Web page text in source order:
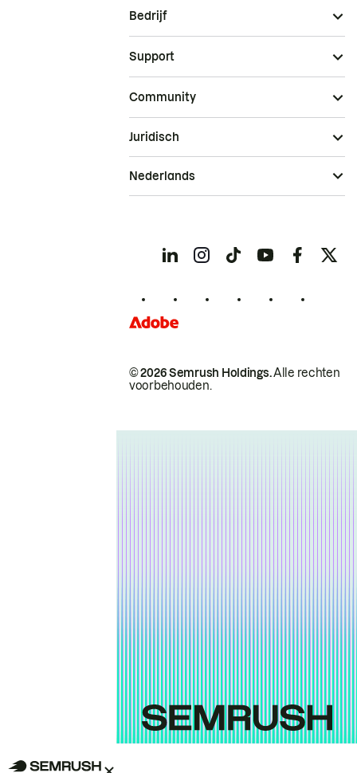
Bedrijf
Support
Community
© 2026 Semrush Holdings.Alle rechten
voorbehouden.
Juridisch
Nederlands